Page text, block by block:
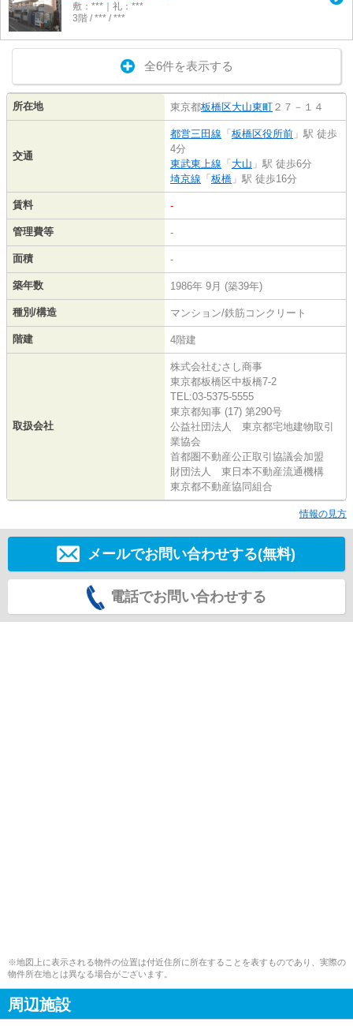
敷：***｜礼：***
3階 / *** / ***
全6件を表示する
所在地 東京都板橋区大山東町 ２７－１４
交通
都営三田線 「 板橋区役所前 」駅 徒歩
4分
東武東上線 「 大山 」駅 徒歩6分
埼京線 「 板橋 」駅 徒歩16分
賃料 -
管理費等 -
面積 -
築年数 1986年 9月 (築39年)
種別/構造 マンション/鉄筋コンクリート
階建 4階建
取扱会社
株式会社むさし商事
東京都板橋区中板橋7-2
TEL:03-5375-5555
東京都知事 (17) 第290号
公益社団法人 東京都宅地建物取引
業協会
首都圏不動産公正取引協議会加盟
財団法人 東日本不動産流通機構
東京都不動産協同組合
情報の見方
メールでお問い合わせする(無料)
電話でお問い合わせする
※地図上に表示される物件の位置は付近住所に所在することを表すものであり、実際の
物件所在地とは異なる場合がございます。
周辺施設